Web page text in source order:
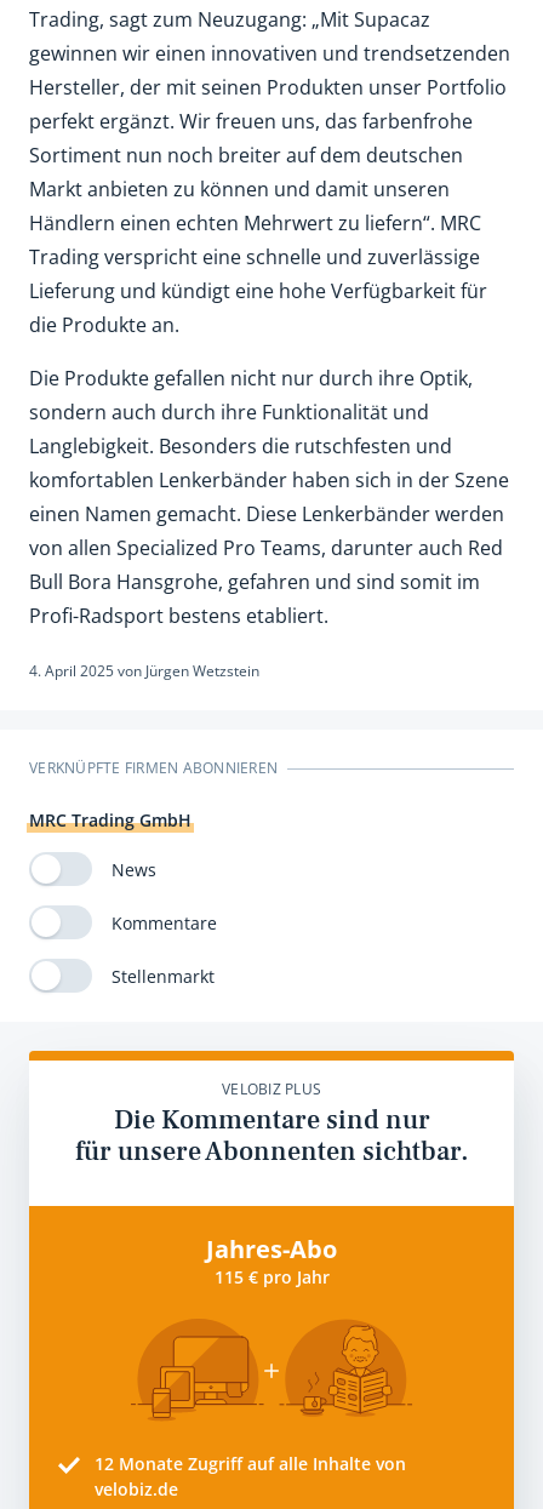
Trading, sagt zum Neuzugang: „Mit Supacaz
gewinnen wir einen innovativen und trendsetzenden
Hersteller, der mit seinen Produkten unser Portfolio
perfekt ergänzt. Wir freuen uns, das farbenfrohe
Sortiment nun noch breiter auf dem deutschen
Markt anbieten zu können und damit unseren
Händlern einen echten Mehrwert zu liefern“. MRC
Trading verspricht eine schnelle und zuverlässige
Lieferung und kündigt eine hohe Verfügbarkeit für
die Produkte an.
Die Produkte gefallen nicht nur durch ihre Optik,
sondern auch durch ihre Funktionalität und
Langlebigkeit. Besonders die rutschfesten und
komfortablen Lenkerbänder haben sich in der Szene
einen Namen gemacht. Diese Lenkerbänder werden
von allen Specialized Pro Teams, darunter auch Red
Bull Bora Hansgrohe, gefahren und sind somit im
Profi-Radsport bestens etabliert.
4. April 2025von Jürgen Wetzstein
VERKNÜPFTE FIRMEN ABONNIEREN
MRC Trading GmbH
News
Kommentare
Stellenmarkt
VELOBIZ PLUS
Die Kommentare sind nur
für unsere Abonnenten sichtbar.
Jahres-Abo
115 € pro Jahr
12 Monate Zugriff auf alle Inhalte von
velobiz.de